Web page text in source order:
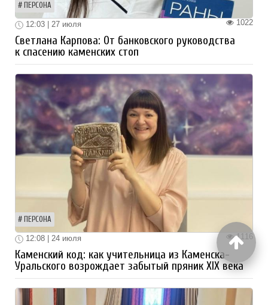
ПЕРСОНА
1022
12:03 | 27 июля
Светлана Карпова: От банковского руководства
к спасению каменских стоп
ПЕРСОНА
1116
12:08 | 24 июля
Каменский код: как учительница из Каменска-
Уральского возрождает забытый пряник XIX века